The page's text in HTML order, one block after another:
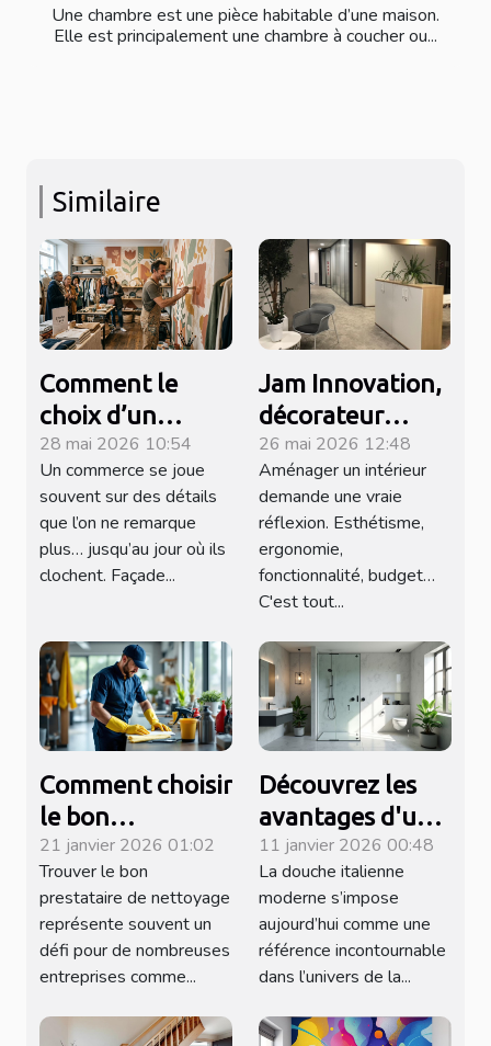
Une chambre est une pièce habitable d’une maison.
Elle est principalement une chambre à coucher ou...
Similaire
Comment le
choix d’un
peintre local
redéfinit votre
expérience en
magasin
28 mai 2026 10:54
Un commerce se joue
souvent sur des détails
que l’on ne remarque
plus… jusqu’au jour où ils
clochent. Façade...
Jam Innovation,
décorateur
d'intérieur
réputé à Orgeval
et sa périphérie !
26 mai 2026 12:48
Aménager un intérieur
demande une vraie
réflexion. Esthétisme,
ergonomie,
fonctionnalité, budget…
C'est tout...
Comment choisir
le bon
prestataire pour
vos besoins en
nettoyage ?
21 janvier 2026 01:02
Trouver le bon
prestataire de nettoyage
représente souvent un
défi pour de nombreuses
entreprises comme...
Découvrez les
avantages d'une
douche italienne
moderne
11 janvier 2026 00:48
La douche italienne
moderne s’impose
aujourd’hui comme une
référence incontournable
dans l’univers de la...